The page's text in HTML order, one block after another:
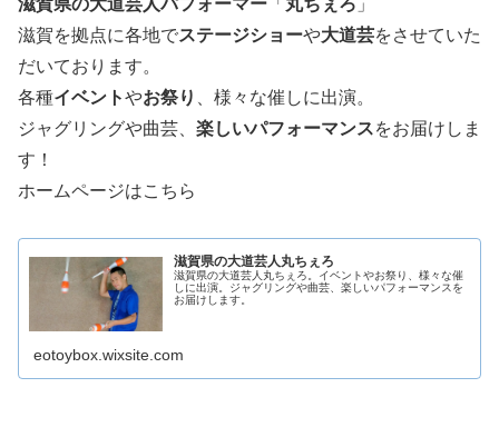
滋賀を拠点に各地でステージショーや大道芸をさせていた
だいております。
各種イベントやお祭り
、様々な催しに出演。
ジャグリングや曲芸、 楽しいパフォーマンスをお届けしま
す！
ホームページはこちら
滋賀県の大道芸人丸ちぇろ
滋賀県の大道芸人丸ちぇろ。イベントやお祭り、様々な催
しに出演。ジャグリングや曲芸、楽しいパフォーマンスを
お届けします。
eotoybox.wixsite.com